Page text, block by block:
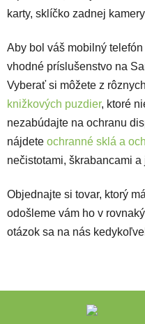
karty, sklíčko zadnej
Aby bol váš mobilný
vhodné príslušenstvo na
Vyberať si môžete z rôznych
knižkových puzdier, ktoré
nezabúdajte na ochranu
nájdete ochranné sklá a
nečistotami, škrabancami
Objednajte si tovar, ktorý
odošleme vám ho v
otázok sa na nás